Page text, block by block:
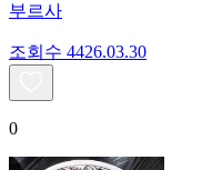
부르사
조회수 4426.03.30
0